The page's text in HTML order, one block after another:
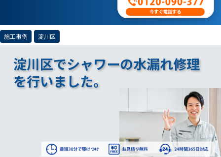
施工事例 淀川区
淀川区でシャワーの水漏れ修理
を行いました。